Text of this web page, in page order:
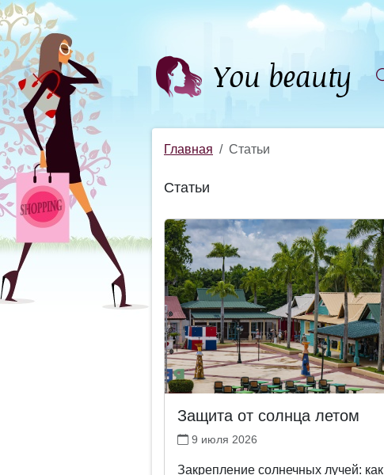
Главная Статьи
Статьи
Защита от солнца летом
9 июля 2026
Закрепление солнечных лучей: как